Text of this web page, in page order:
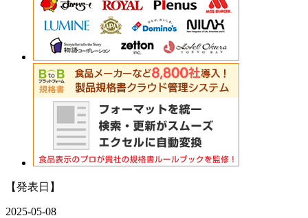
【発表日】
2025-05-08